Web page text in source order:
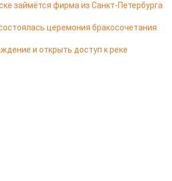
займётся фирма из Санкт-Петербурга
церемония бракосочетания
и открыть доступ к реке